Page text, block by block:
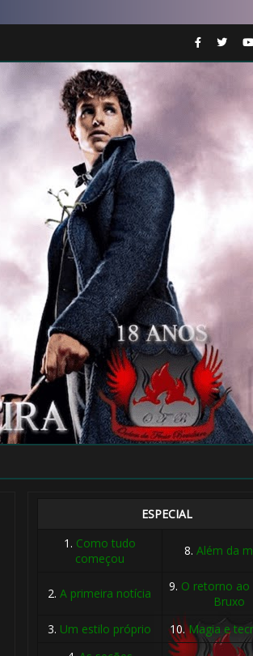
ESPECIAL
1. Como tudo
começou
8. Além da
2.A primeira notícia 9. O retorno ao
Bruxo
3. Um estilo próprio 10.Magia e